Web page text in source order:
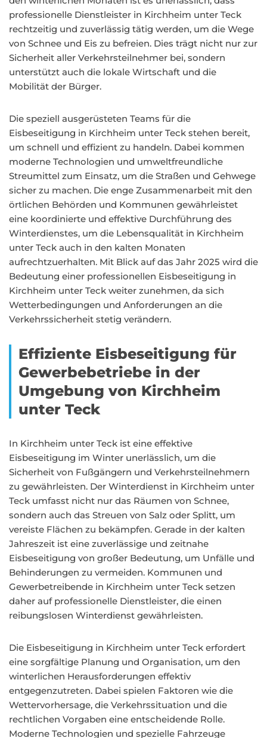
professionelle Dienstleister in Kirchheim unter Teck
rechtzeitig und zuverlässig tätig werden, um die Wege
von Schnee und Eis zu befreien. Dies trägt nicht nur zur
Sicherheit aller Verkehrsteilnehmer bei, sondern
unterstützt auch die lokale Wirtschaft und die
Mobilität der Bürger.
Die speziell ausgerüsteten Teams für die
Eisbeseitigung in Kirchheim unter Teck stehen bereit,
um schnell und effizient zu handeln. Dabei kommen
moderne Technologien und umweltfreundliche
Streumittel zum Einsatz, um die Straßen und Gehwege
sicher zu machen. Die enge Zusammenarbeit mit den
örtlichen Behörden und Kommunen gewährleistet
eine koordinierte und effektive Durchführung des
Winterdienstes, um die Lebensqualität in Kirchheim
unter Teck auch in den kalten Monaten
aufrechtzuerhalten. Mit Blick auf das Jahr 2025 wird die
Bedeutung einer professionellen Eisbeseitigung in
Kirchheim unter Teck weiter zunehmen, da sich
Wetterbedingungen und Anforderungen an die
Verkehrssicherheit stetig verändern.
Effiziente Eisbeseitigung für
Gewerbebetriebe in der
Umgebung von Kirchheim
unter Teck
In Kirchheim unter Teck ist eine effektive
Eisbeseitigung im Winter unerlässlich, um die
Sicherheit von Fußgängern und Verkehrsteilnehmern
zu gewährleisten. Der Winterdienst in Kirchheim unter
Teck umfasst nicht nur das Räumen von Schnee,
sondern auch das Streuen von Salz oder Splitt, um
vereiste Flächen zu bekämpfen. Gerade in der kalten
Jahreszeit ist eine zuverlässige und zeitnahe
Eisbeseitigung von großer Bedeutung, um Unfälle und
Behinderungen zu vermeiden. Kommunen und
Gewerbetreibende in Kirchheim unter Teck setzen
daher auf professionelle Dienstleister, die einen
reibungslosen Winterdienst gewährleisten.
Die Eisbeseitigung in Kirchheim unter Teck erfordert
eine sorgfältige Planung und Organisation, um den
winterlichen Herausforderungen effektiv
entgegenzutreten. Dabei spielen Faktoren wie die
Wettervorhersage, die Verkehrssituation und die
rechtlichen Vorgaben eine entscheidende Rolle.
Moderne Technologien und spezielle Fahrzeuge